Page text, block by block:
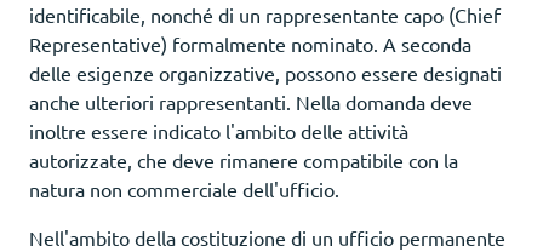
identificabile, nonché di un rappresentante capo (Chief
Representative) formalmente nominato. A seconda
delle esigenze organizzative, possono essere designati
anche ulteriori rappresentanti. Nella domanda deve
inoltre essere indicato l'ambito delle attività
autorizzate, che deve rimanere compatibile con la
natura non commerciale dell'ufficio.
Nell'ambito della costituzione di un ufficio permanente